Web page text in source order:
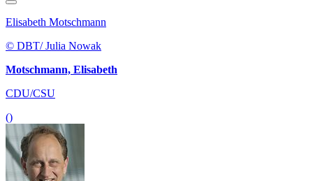
Elisabeth Motschmann
© DBT/ Julia Nowak
Motschmann, Elisabeth
CDU/CSU
()